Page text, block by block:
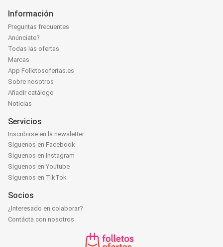
Información
Preguntas frecuentes
Anúnciate?
Todas las ofertas
Marcas
App Folletosofertas.es
Sobre nosotros
Añadir catálogo
Noticias
Servicios
Inscribirse en la newsletter
Síguenos en Facebook
Síguenos en Instagram
Síguenos en Youtube
Síguenos en TikTok
Socios
¿Interesado en colaborar?
Contácta con nosotros